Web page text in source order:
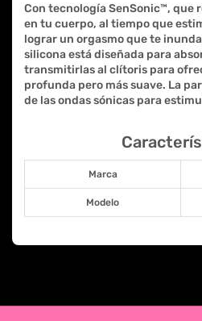
Con tecnología SenSonic™, que
en tu cuerpo, al tiempo que
lograr un orgasmo que te
silicona está diseñada para
transmitirlas al clítoris para
profunda pero más suave. La
de las ondas sónicas para
Marca
Modelo